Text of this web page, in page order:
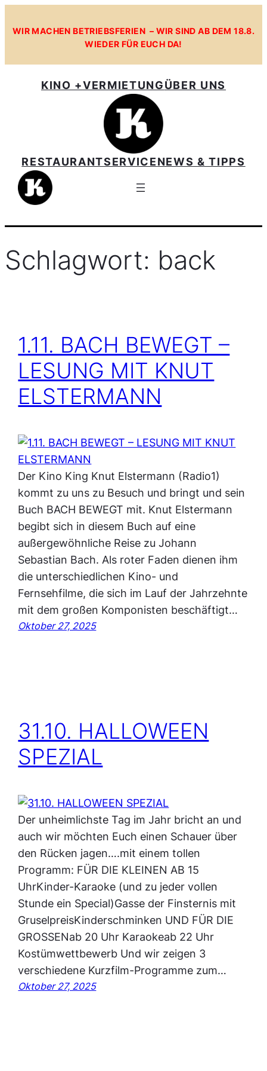
Inhalt
WIR MACHEN BETRIEBSFERIEN – WIR SIND AB DEM 18.8.
WIEDER FÜR EUCH DA!
KINO +VERMIETUNGÜBER UNS
RESTAURANTSERVICENEWS & TIPPS
Schlagwort: back
1.11. BACH BEWEGT –
LESUNG MIT KNUT
ELSTERMANN
Der Kino King Knut Elstermann (Radio1)
kommt zu uns zu Besuch und bringt und sein
Buch BACH BEWEGT mit. Knut Elstermann
begibt sich in diesem Buch auf eine
außergewöhnliche Reise zu Johann
Sebastian Bach. Als roter Faden dienen ihm
die unterschiedlichen Kino- und
Fernsehfilme, die sich im Lauf der Jahrzehnte
mit dem großen Komponisten beschäftigt…
Oktober 27, 2025
31.10. HALLOWEEN
SPEZIAL
Der unheimlichste Tag im Jahr bricht an und
auch wir möchten Euch einen Schauer über
den Rücken jagen….mit einem tollen
Programm: FÜR DIE KLEINEN AB 15
UhrKinder-Karaoke (und zu jeder vollen
Stunde ein Special)Gasse der Finsternis mit
GruselpreisKinderschminken UND FÜR DIE
GROSSENab 20 Uhr Karaokeab 22 Uhr
Kostümwettbewerb Und wir zeigen 3
verschiedene Kurzfilm-Programme zum…
Oktober 27, 2025